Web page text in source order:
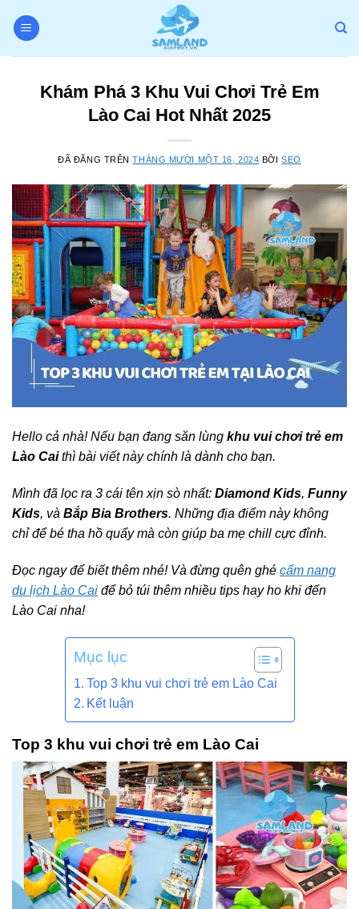
đến
Khám Phá 3 Khu Vui Chơi Trẻ Em
Lào Cai Hot Nhất 2025
ĐÃ ĐĂNG TRÊNTHÁNG MƯỜI MỘT 16, 2024 BỞISEO
Hello cả nhà! Nếu bạn đang săn lùng khu vui chơi trẻ em
Lào Caithì bài viết này chính là dành cho bạn.
Mình đã lọc ra 3 cái tên xịn sò nhất: Diamond Kids, Funny
Kids, và Bắp Bia Brothers. Những địa điểm này không
chỉ để bé tha hồ quẩy mà còn giúp ba mẹ chill cực đỉnh.
Đọc ngay để biết thêm nhé! Và đừng quên ghé cẩm nang
du lịch Lào Cai để bỏ túi thêm nhiều tips hay ho khi đến
Lào Cai nha!
Mục lục
Top 3 khu vui chơi trẻ em Lào Cai
Kết luận
Top 3 khu vui chơi trẻ em Lào Cai